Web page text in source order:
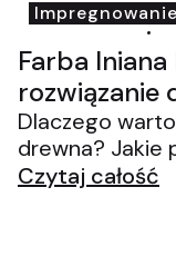
Impregnowanie
kitdodrewna.pl
Farba
rozwiązanie
Dlaczego
drewna? Jakie
Czytaj całość